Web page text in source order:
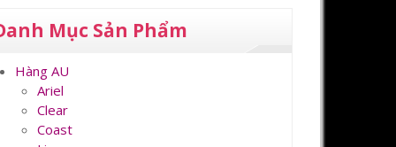
Mục Sản Phẩm
Hàng AU
Ariel
Clear
Coast